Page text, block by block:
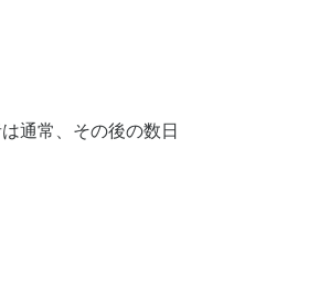
通常、その後の数日